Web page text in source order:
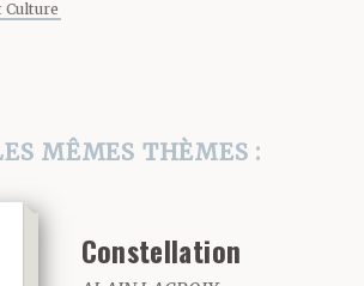
bras. Elle
si elle cherchait
plus près du sol
asseoir, et puis
Culture
MÊMES THÈMES :
Constellation